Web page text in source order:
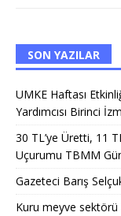
SON YAZILAR
UMKE Haftası
Yardımcısı Birinci
30 TL’ye Üretti, 11
Uçurumu TBMM
Gazeteci Barış
Kuru meyve